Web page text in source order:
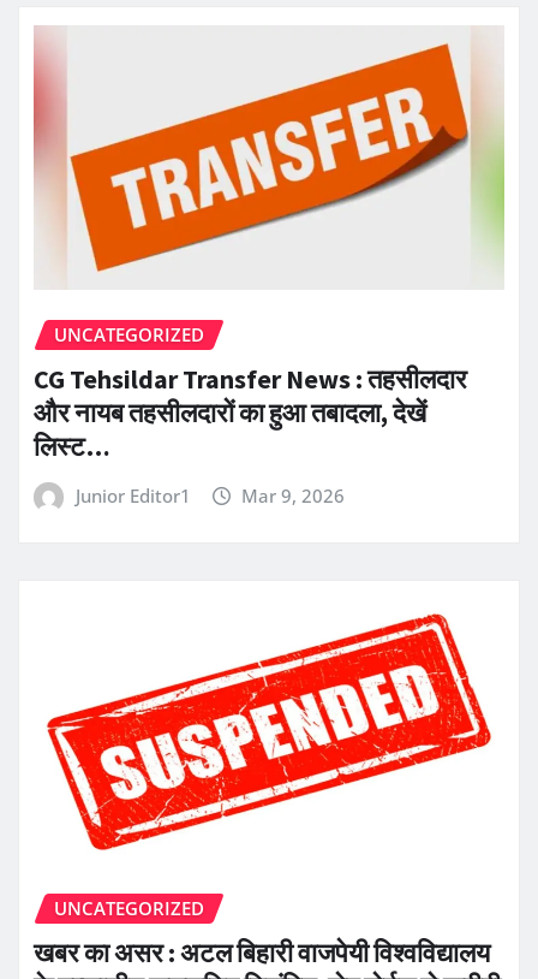
UNCATEGORIZED
CG Tehsildar Transfer News : तहसीलदार
और नायब तहसीलदारों का हुआ तबादला, देखें
लिस्ट…
Junior Editor1 Mar 9, 2026
UNCATEGORIZED
खबर का असर : अटल बिहारी वाजपेयी विश्वविद्यालय